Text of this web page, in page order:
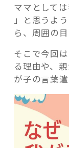
ママとして
」と思うよ
ら、周囲の
そこで今回
る理由や、
が子の言葉